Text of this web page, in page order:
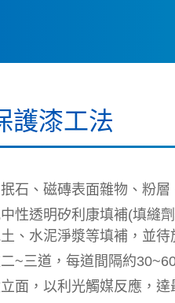
護漆工法
石、磁磚表面雜物、粉
性透明矽利康填補(填縫
、水泥淨漿等填補，並待
~三道，每道間隔約
面，以利光觸媒反應，達